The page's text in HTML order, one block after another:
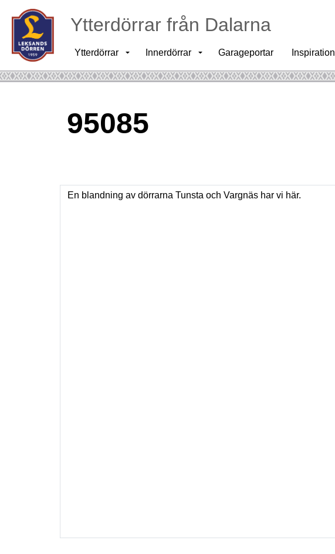
Ytterdörrar från Dalarna
Ytterdörrar Innerdörrar Garageportar Inspiration
95085
En blandning av dörrarna Tunsta och Vargnäs har vi här.